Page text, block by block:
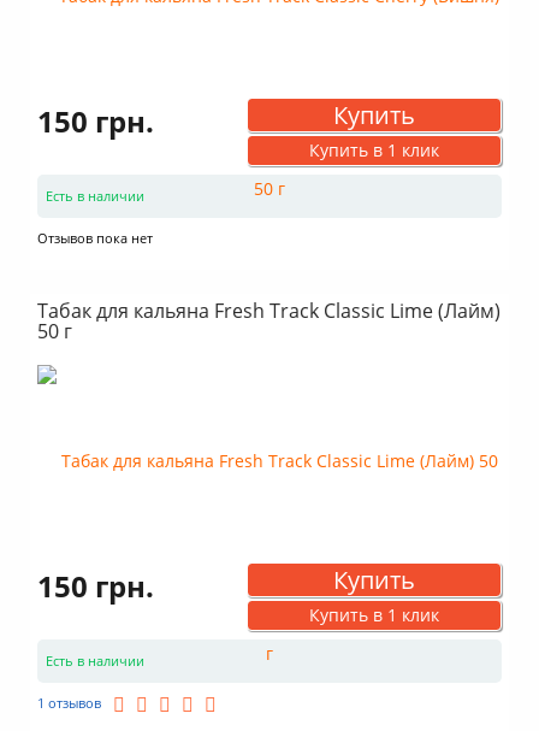
Внутренний диаметр: 6.3 см
150 грн. Купить
Купить в 1 клик
Есть в наличии
Отзывов пока нет
Табак для кальяна Fresh Track Classic Lime (Лайм)
50 г
150 грн. Купить
Купить в 1 клик
Есть в наличии
1 отзывов